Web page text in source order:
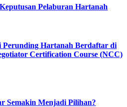
Pelaburan Hartanah
Hartanah Berdaftar di
Certification Course (NCC)
Semakin Menjadi Pilihan?